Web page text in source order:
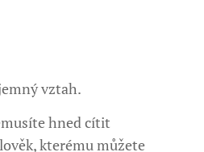
vztah.
hned cítit
kterému můžete